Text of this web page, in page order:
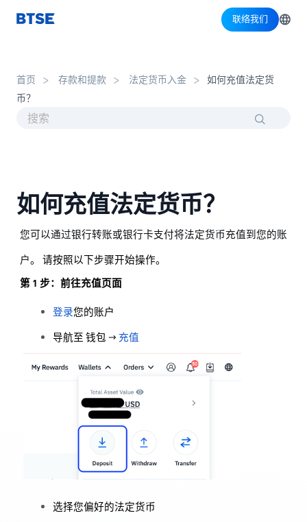
联络我们
首页 存款和提款 法定货币入金
如何充值法定货
币？
如何充值法定货币？
您可以通过银行转账或银行卡支付将法定货币充值到您的账
户。 请按照以下步骤开始操作。
第 1 步：前往充值页面
登录您的账户
导航至 钱包 → 充值
选择您偏好的法定货币